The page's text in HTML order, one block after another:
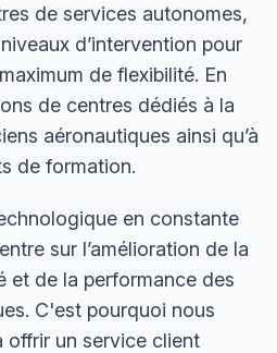
de services autonomes,
d’intervention pour
de flexibilité. En
de centres dédiés à la
aéronautiques ainsi qu’à
de formation.
en constante
sur l’amélioration de la
et de la performance des
C'est pourquoi nous
offrir un service client